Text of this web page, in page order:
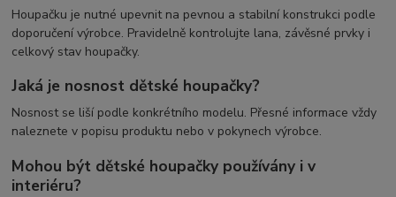
Houpačku je nutné upevnit na pevnou a stabilní konstrukci podle
doporučení výrobce. Pravidelně kontrolujte lana, závěsné prvky i
celkový stav houpačky.
Jaká je nosnost dětské houpačky?
Nosnost se liší podle konkrétního modelu. Přesné informace vždy
naleznete v popisu produktu nebo v pokynech výrobce.
Mohou být dětské houpačky používány i v
interiéru?